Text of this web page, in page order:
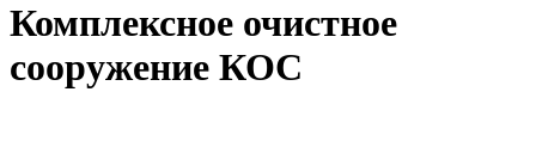
Комплексное очистное
сооружение КОС